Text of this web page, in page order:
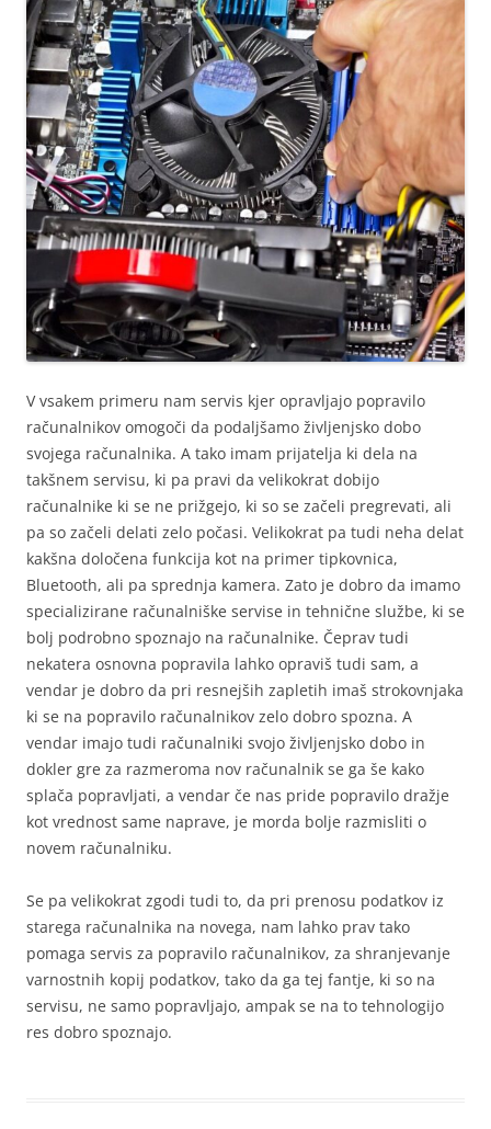
V vsakem primeru nam servis kjer opravljajo popravilo
računalnikov omogoči da podaljšamo življenjsko dobo
svojega računalnika. A tako imam prijatelja ki dela na
takšnem servisu, ki pa pravi da velikokrat dobijo
računalnike ki se ne prižgejo, ki so se začeli pregrevati, ali
pa so začeli delati zelo počasi. Velikokrat pa tudi neha delat
kakšna določena funkcija kot na primer tipkovnica,
Bluetooth, ali pa sprednja kamera. Zato je dobro da imamo
specializirane računalniške servise in tehnične službe, ki se
bolj podrobno spoznajo na računalnike. Čeprav tudi
nekatera osnovna popravila lahko opraviš tudi sam, a
vendar je dobro da pri resnejših zapletih imaš strokovnjaka
ki se na popravilo računalnikov zelo dobro spozna. A
vendar imajo tudi računalniki svojo življenjsko dobo in
dokler gre za razmeroma nov računalnik se ga še kako
splača popravljati, a vendar če nas pride popravilo dražje
kot vrednost same naprave, je morda bolje razmisliti o
novem računalniku.
Se pa velikokrat zgodi tudi to, da pri prenosu podatkov iz
starega računalnika na novega, nam lahko prav tako
pomaga servis za popravilo računalnikov, za shranjevanje
varnostnih kopij podatkov, tako da ga tej fantje, ki so na
servisu, ne samo popravljajo, ampak se na to tehnologijo
res dobro spoznajo.